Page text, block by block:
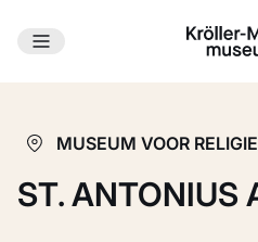
Ga naar hoofdinhoud
MUSEUM VOOR
ST. ANTONIUS